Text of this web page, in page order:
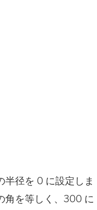
半径を 0 に設定しま
角を等しく、300 に